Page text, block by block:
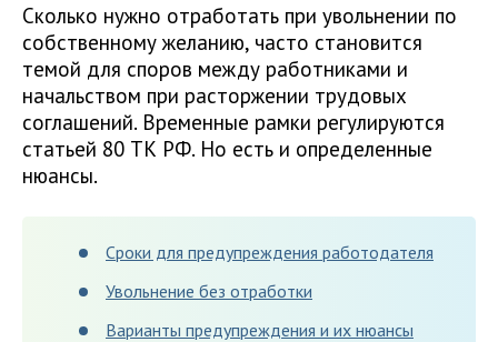
Сколько нужно отработать при увольнении по
собственному желанию, часто становится
темой для споров между работниками и
начальством при расторжении трудовых
соглашений. Временные рамки регулируются
статьей 80 ТК РФ. Но есть и определенные
нюансы.
Сроки для предупреждения работодателя
Увольнение без отработки
Варианты предупреждения и их нюансы